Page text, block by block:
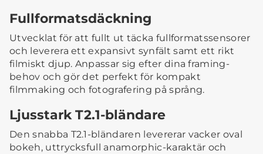
Fullformatsdäckning
Utvecklat för att fullt ut täcka fullformatssensorer
och leverera ett expansivt synfält samt ett rikt
filmiskt djup. Anpassar sig efter dina framing-
behov och gör det perfekt för kompakt
filmmaking och fotografering på språng.
Ljusstark T2.1-bländare
Den snabba T2.1-bländaren levererar vacker oval
bokeh, uttrycksfull anamorphic-karaktär och